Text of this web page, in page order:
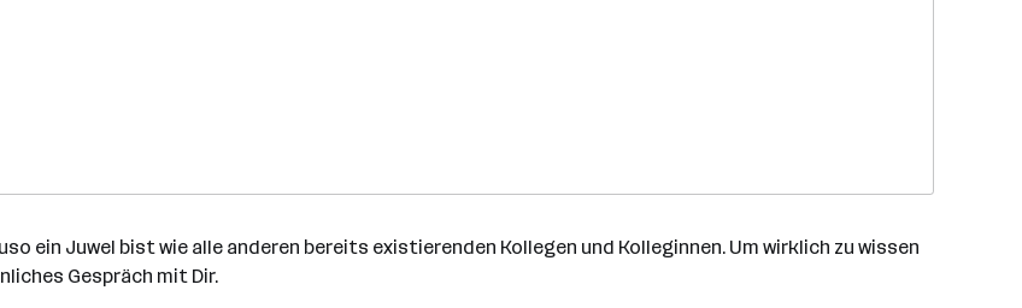
ein Juwel bist wie alle anderen bereits existierenden Kollegen und Kolleginnen. Um wirklich zu wissen
Gespräch mit Dir.